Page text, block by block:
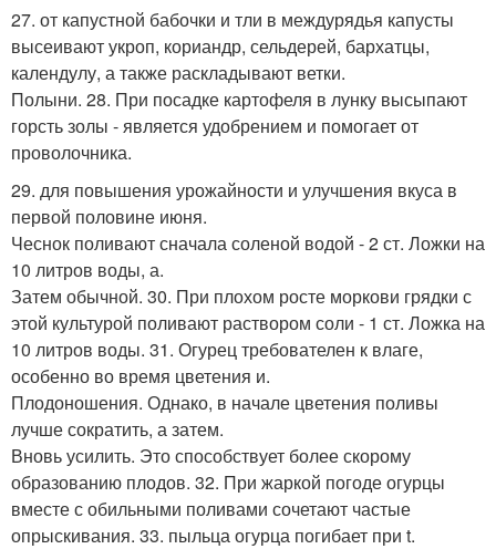
27. от капустной бабочки и тли в междурядья капусты
высеивают укроп, кориандр, сельдерей, бархатцы,
календулу, а также раскладывают ветки.
Полыни. 28. При посадке картофеля в лунку высыпают
горсть золы - является удобрением и помогает от
проволочника.
29. для повышения урожайности и улучшения вкуса в
первой половине июня.
Чеснок поливают сначала соленой водой - 2 ст. Ложки на
10 литров воды, а.
Затем обычной. 30. При плохом росте моркови грядки с
этой культурой поливают раствором соли - 1 ст. Ложка на
10 литров воды. 31. Огурец требователен к влаге,
особенно во время цветения и.
Плодоношения. Однако, в начале цветения поливы
лучше сократить, а затем.
Вновь усилить. Это способствует более скорому
образованию плодов. 32. При жаркой погоде огурцы
вместе с обильными поливами сочетают частые
опрыскивания. 33. пыльца огурца погибает при t.